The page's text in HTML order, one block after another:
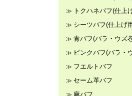
トクハネバフ(仕上
シーツバフ(仕上げ
青バフ(バラ・ウズ
ピンクバフ(バラ・
フエルトバフ
セーム革バフ
麻バフ